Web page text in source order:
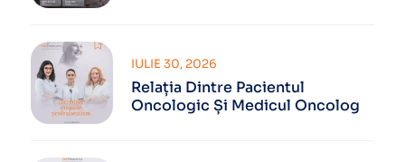
Relația Dintre Pacientul
Oncologic Și Medicul Oncolog
IULIE 30, 2026